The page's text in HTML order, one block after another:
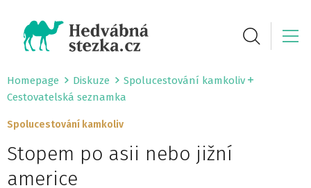
Homepage Diskuze
Spolucestování kamkoliv
Cestovatelská seznamka
Spolucestování kamkoliv
Stopem po asii nebo jižní
americe